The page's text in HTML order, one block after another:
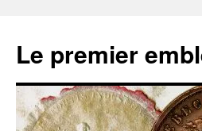
contenu
Le premier